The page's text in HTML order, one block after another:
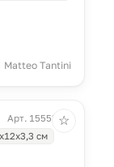
Matteo Tantini
Арт. 15553.30
см
☆